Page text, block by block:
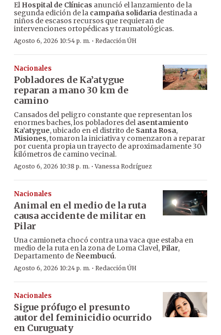
El Hospital de Clínicas anunció el lanzamiento de la
segunda edición de la campaña solidaria destinada a
niños de escasos recursos que requieran de
intervenciones ortopédicas y traumatológicas.
Agosto 6, 2026 10:54 p. m. · Redacción ÚH
Nacionales
Pobladores de Ka’atygue
reparan a mano 30 km de
camino
Cansados del peligro constante que representan los
enormes baches, los pobladores del asentamiento
Ka’atygue, ubicado en el distrito de Santa Rosa,
Misiones, tomaron la iniciativa y comenzaron a reparar
por cuenta propia un trayecto de aproximadamente 30
kilómetros de camino vecinal.
Agosto 6, 2026 10:38 p. m. ·Vanessa Rodríguez
Nacionales
Animal en el medio de la ruta
causa accidente de militar en
Pilar
Una camioneta chocó contra una vaca que estaba en
medio de la ruta en la zona de Loma Clavel, Pilar,
Departamento deÑeembucú.
Agosto 6, 2026 10:24 p. m. · Redacción ÚH
Nacionales
Sigue prófugo el presunto
autor del feminicidio ocurrido
en Curuguaty